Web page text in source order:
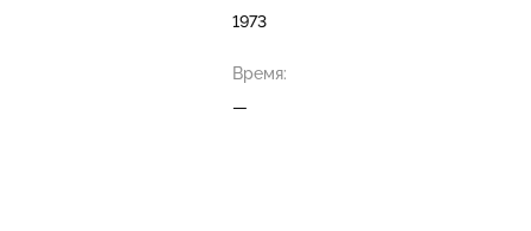
1973
Время:
—